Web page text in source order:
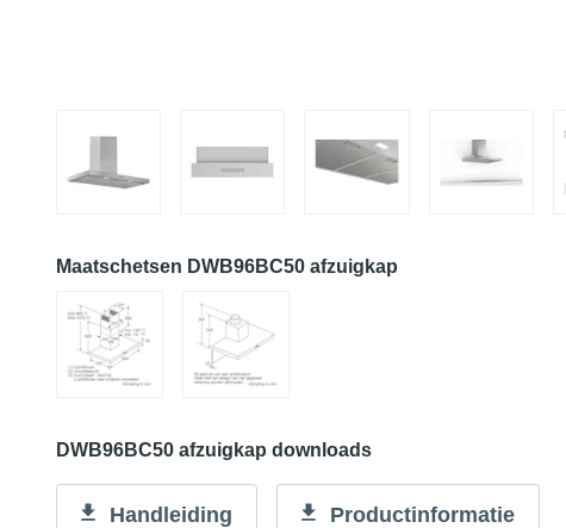
Maatschetsen DWB96BC50 afzuigkap
DWB96BC50 afzuigkap downloads
Handleiding Productinformatie